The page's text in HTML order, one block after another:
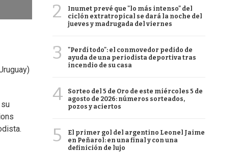
2
Inumet prevé que "lo más intenso" del
ciclón extratropical se dará la noche del
jueves y madrugada del viernes
3
"Perdí todo": el conmovedor pedido de
ayuda de una periodista deportiva tras
incendio de su casa
4
Sorteo del 5 de Oro de este miércoles 5 de
agosto de 2026: números sorteados,
pozos y aciertos
5
El primer gol del argentino Leonel Jaime
en Peñarol: en una final y con una
definición de lujo